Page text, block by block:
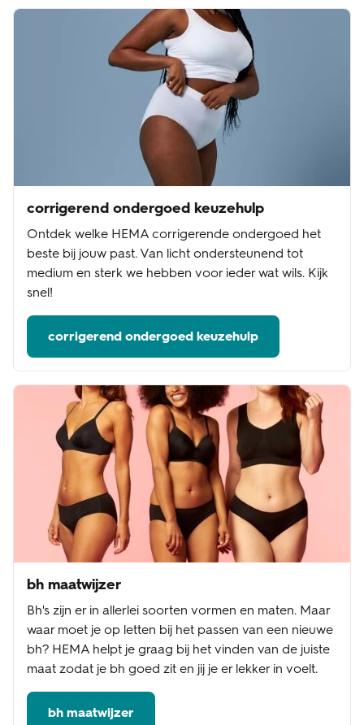
corrigerend ondergoed keuzehulp
Ontdek welke HEMA corrigerende ondergoed het
beste bij jouw past. Van licht ondersteunend tot
medium en sterk we hebben voor ieder wat wils. Kijk
snel!
corrigerend ondergoed keuzehulp
bh maatwijzer
Bh's zijn er in allerlei soorten vormen en maten. Maar
waar moet je op letten bij het passen van een nieuwe
bh? HEMA helpt je graag bij het vinden van de juiste
maat zodat je bh goed zit en jij je er lekker in voelt.
bh maatwijzer